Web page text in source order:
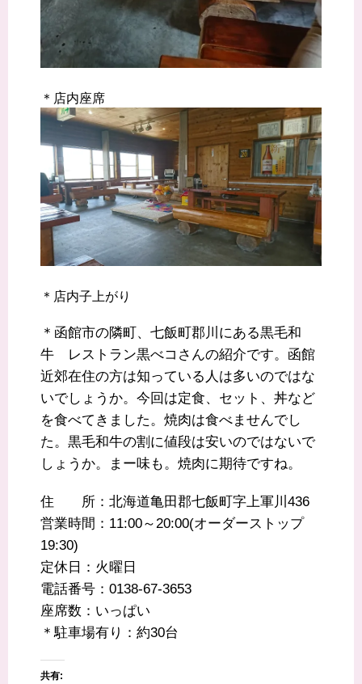
＊店内座席
＊店内子上がり
＊函館市の隣町、七飯町郡川にある黒毛和
牛 レストラン黒べコさんの紹介です。函館
近郊在住の方は知っている人は多いのではな
いでしょうか。今回は定食、セット、丼など
を食べてきました。焼肉は食べませんでし
た。黒毛和牛の割に値段は安いのではないで
しょうか。まー味も。焼肉に期待ですね。
住 所：北海道亀田郡七飯町字上軍川436
営業時間：11:00～20:00(オーダーストップ
19:30)
定休日：火曜日
電話番号：0138-67-3653
座席数：いっぱい
＊駐車場有り：約30台
共有: